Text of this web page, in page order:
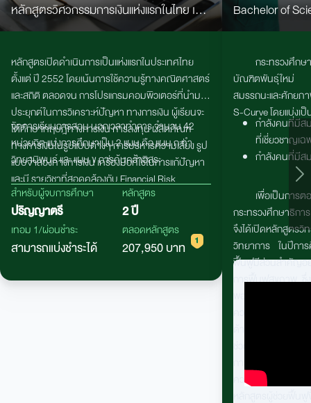
หลักสูตรวิศวกรรมการเงินแห่งแรกในไทย เน้น
คณิตศาสตร์ สถิติ Programming และ AI
และตลาดทุนยุคใหม่
หลักสูตรเปิดดำเนินการเป็นแห่งแรกในประเทศไทย
ตั้งแต่ ปี2552โดยเน้นการใช้ความรู้ทางคณิตศาสตร์
และสถิติ ตลอดจน การโปรแกรมคอมพิวเตอร์ที่นำมา
ประยุกต์ในการวิเคราะห์ปัญหา ทางการเงิน ผู้เรียนจะ
ได้ศึกษาทฤษฎีทางการเงิน การลงทุน ผลิตภัณฑ์
ทางการเงินในรูปแบบต่างๆ การบริหารความเสี่ยง รูป
แบบจำลองทางการเงิน เครื่องมือที่ใช้ในการแก้ปัญหา
และมี รายวิชาที่สอดคล้องกับ Financial Risk
Manager (FM)หลักสูตรมีที่ปรึกษาเป็นผู้เชี่ยวชาญมือ
อาชีพทางการเงิน อาทิ ธุรกิจธนาคาร และธุรกิจประกัน
ภัย รวมถึงมีความร่วมมือทางด้าน วิชาการกับภาค
ธุรกิจหลักทรัพย์ เช่น สมาคมนักวิเคราะห์หลัก ทรัพย์
จัดการเรียนการสอน นอกเวลาทำการ จํานวน 42
หน่วยกิต แบ่งการศึกษาเป็น 2 แผน คือ แผน ก ทํา
วิทยานิพนธ์ และ แผน ข การค้นคว้าอิสระ
สำหรับผู้จบการศึกษา
ปริญญาตรี
หลักสูตร
2 ปี
เทอม 1/ผ่อนชำระ
สามารถแบ่งชำระได้
ตลอดหลักสูตร
207,950 บาท
Bachelor of
กระทรวงศึกษ
บัณฑิตพันธุ์ใหม่
สมรรถนะและศักย
S-Curve โดยแบ่งเ
กำลังคนที่มีส
ที่เชี่ยวชาญเฉ
กำลังคนที่มีส
เพื่อเป็นการ
กระทรวงศึกษาธิกา
จึงได้เปิดหลักสู
วิทยาการ ในปีกา
ฟื้นฟูมีส่วนสำคัญอ
การฟื้นฟูสุขภาพ
ความสำคัญในก